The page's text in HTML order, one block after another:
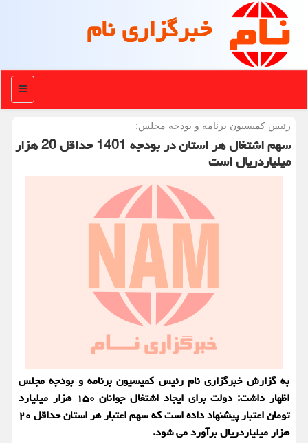
خبرگزاری نام
منو
رئیس كمیسیون برنامه و بودجه مجلس:
سهم اشتغال هر استان در بودجه 1401 حداقل 20 هزار
میلیاردریال است
به گزارش خبرگزاری نام رئیس کمیسیون برنامه و بودجه مجلس
اظهار داشت: دولت برای ایجاد اشتغال جوانان ۱۵۰ هزار میلیارد
تومان اعتبار پیشنهاد داده است که سهم اعتبار هر استان حداقل ۲۰
هزار میلیاردریال برآورد می شود.